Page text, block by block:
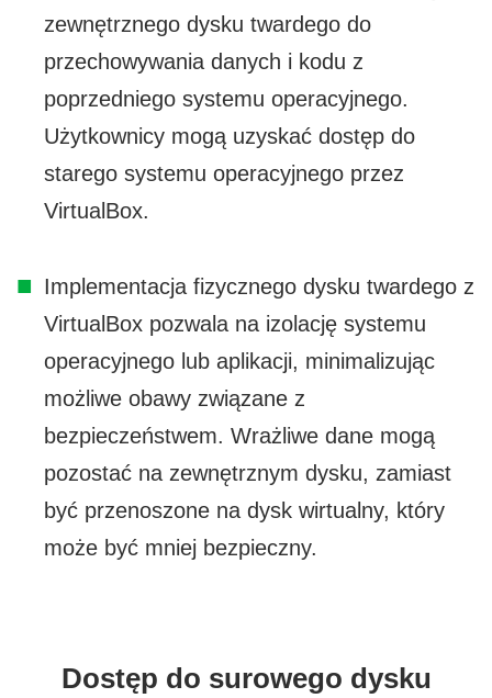
zewnętrznego dysku twardego do
przechowywania danych i kodu z
poprzedniego systemu operacyjnego.
Użytkownicy mogą uzyskać dostęp do
starego systemu operacyjnego przez
VirtualBox.
Implementacja fizycznego dysku twardego z
VirtualBox pozwala na izolację systemu
operacyjnego lub aplikacji, minimalizując
możliwe obawy związane z
bezpieczeństwem. Wrażliwe dane mogą
pozostać na zewnętrznym dysku, zamiast
być przenoszone na dysk wirtualny, który
może być mniej bezpieczny.
Dostęp do surowego dysku